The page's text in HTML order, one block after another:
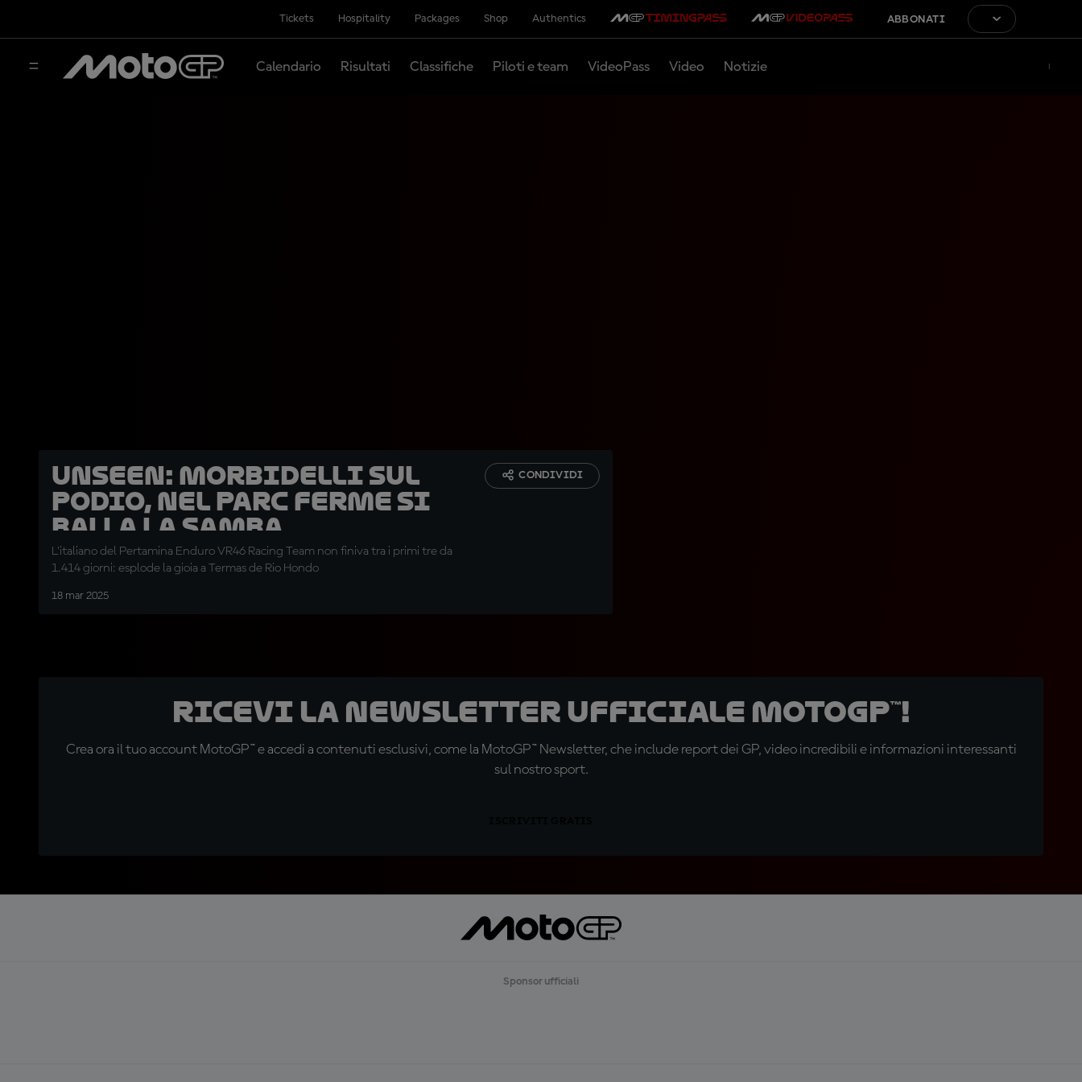
Tickets Hospitality Packages Shop Authentics ABBONATI
Calendario Risultati Classifiche Piloti e team VideoPass Video Notizie
UNSEEN: Morbidelli sul
podio, nel parc ferme si
balla la samba
L'italiano del Pertamina Enduro VR46 Racing Team non finiva tra i primi tre da
1.414 giorni: esplode la gioia a Termas de Rio Hondo
18 mar 2025
CONDIVIDI
Ricevi la newsletter ufficiale MotoGP™!
Crea ora il tuo account MotoGP™ e accedi a contenuti esclusivi, come la MotoGP™ Newsletter, che include report dei GP, video incredibili e informazioni interessanti
sul nostro sport.
Sponsor ufficiali